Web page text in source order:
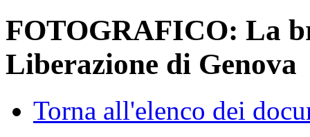
FOTOGRAFICO: La
Liberazione di Genova
Torna all'elenco dei